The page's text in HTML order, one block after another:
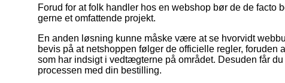
Forud for at folk handler hos en webshop bør de de facto
gerne et omfattende projekt.
En anden løsning kunne måske være at se hvorvidt
bevis på at netshoppen følger de officielle regler,
som har indsigt i vedtægterne på området. Desuden får
processen med din bestilling.